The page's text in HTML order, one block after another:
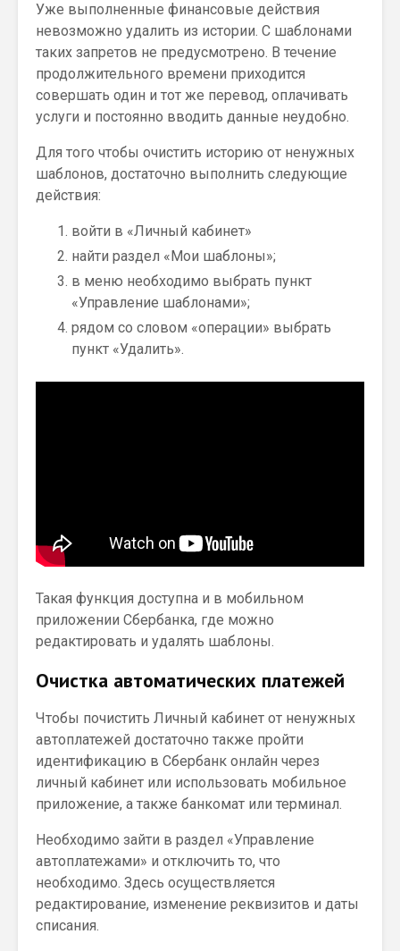
Уже выполненные финансовые действия
невозможно удалить из истории. С шаблонами
таких запретов не предусмотрено. В течение
продолжительного времени приходится
совершать один и тот же перевод, оплачивать
услуги и постоянно вводить данные неудобно.
Для того чтобы очистить историю от ненужных
шаблонов, достаточно выполнить следующие
действия:
войти в «Личный кабинет»
найти раздел «Мои шаблоны»;
в меню необходимо выбрать пункт
«Управление шаблонами»;
рядом со словом «операции» выбрать
пункт «Удалить».
Такая функция доступна и в мобильном
приложении Сбербанка, где можно
редактировать и удалять шаблоны.
Очистка автоматических платежей
Чтобы почистить Личный кабинет от ненужных
автоплатежей достаточно также пройти
идентификацию в Сбербанк онлайн через
личный кабинет или использовать мобильное
приложение, а также банкомат или терминал.
Необходимо зайти в раздел «Управление
автоплатежами» и отключить то, что
необходимо. Здесь осуществляется
редактирование, изменение реквизитов и даты
списания.